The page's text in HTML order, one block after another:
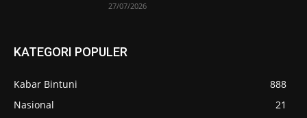
27/07/2026
KATEGORI POPULER
Kabar Bintuni
888
Nasional
21